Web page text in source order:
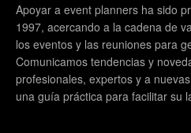
Apoyar a event planners ha sido
1997, acercando a la cadena de
los eventos y las reuniones para
Comunicamos tendencias y
profesionales, expertos y a
una guía práctica para facilitar su